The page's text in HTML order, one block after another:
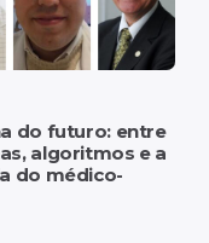
do futuro: entre
algoritmos e a
do médico-